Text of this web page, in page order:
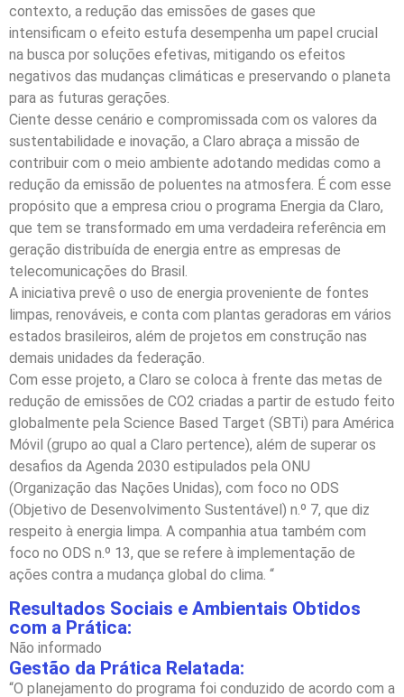
contexto, a redução das emissões de gases que
intensificam o efeito estufa desempenha um papel crucial
na busca por soluções efetivas, mitigando os efeitos
negativos das mudanças climáticas e preservando o planeta
para as futuras gerações.
Ciente desse cenário e compromissada com os valores da
sustentabilidade e inovação, a Claro abraça a missão de
contribuir com o meio ambiente adotando medidas como a
redução da emissão de poluentes na atmosfera. É com esse
propósito que a empresa criou o programa Energia da Claro,
que tem se transformado em uma verdadeira referência em
geração distribuída de energia entre as empresas de
telecomunicações do Brasil.
A iniciativa prevê o uso de energia proveniente de fontes
limpas, renováveis, e conta com plantas geradoras em vários
estados brasileiros, além de projetos em construção nas
demais unidades da federação.
Com esse projeto, a Claro se coloca à frente das metas de
redução de emissões de CO2 criadas a partir de estudo feito
globalmente pela Science Based Target (SBTi) para América
Móvil (grupo ao qual a Claro pertence), além de superar os
desafios da Agenda 2030 estipulados pela ONU
(Organização das Nações Unidas), com foco no ODS
(Objetivo de Desenvolvimento Sustentável) n.º 7, que diz
respeito à energia limpa. A companhia atua também com
foco no ODS n.º 13, que se refere à implementação de
ações contra a mudança global do clima. “
Resultados Sociais e Ambientais Obtidos
com a Prática:
Não informado
Gestão da Prática Relatada:
“O planejamento do programa foi conduzido de acordo com a